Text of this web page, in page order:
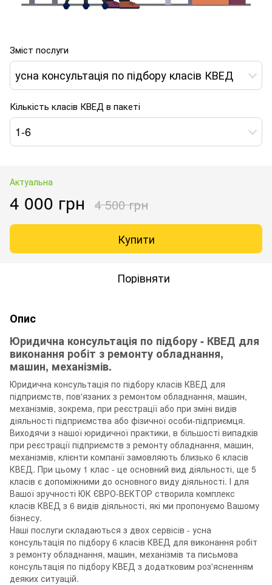
Зміст послуги
усна консультація по підбору класів КВЕД
Кількість класів КВЕД в пакеті
1-6
Актуальна
4 000 грн 4 500 грн
Купити
Порівняти
Опис
Юридична консультація по підбору - КВЕД для
виконання робіт з ремонту обладнання,
машин, механізмів.
Юридична консультація по підбору класів КВЕД для
підприємств, пов'язаних з ремонтом обладнання, машин,
механізмів, зокрема, при реєстрації або при зміні видів
діяльності підприємства або фізичної особи-підприємця.
Виходячи з нашої юридичної практики, в більшості випадків
при реєстрації підприємств з ремонту обладнання, машин,
механізмів, клієнти компанії замовляють близько 6 класів
КВЕД. При цьому 1 клас - це основний вид діяльності, ще 5
класів є допоміжними до основного виду діяльності. І для
Вашої зручності ЮК ЄВРО-ВЕКТОР створила комплекс
класів КВЕД з 6 видів діяльності, які ми пропонуємо Вашому
бізнесу.
Наші послуги складаються з двох сервісів - усна
консультація по підбору 6 класів КВЕД для виконання робіт
з ремонту обладнання, машин, механізмів та письмова
консультація по підбору КВЕД з додатковим роз'ясненням
деяких ситуацій.